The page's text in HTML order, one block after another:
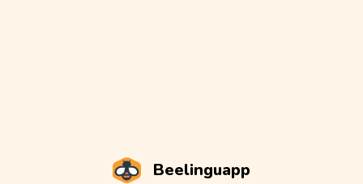
Beelinguapp